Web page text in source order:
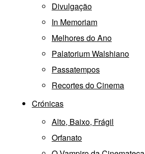
Divulgação
In Memoriam
Melhores do Ano
Palatorium Walshiano
Passatempos
Recortes do Cinema
Crónicas
Alto, Baixo, Frágil
Orfanato